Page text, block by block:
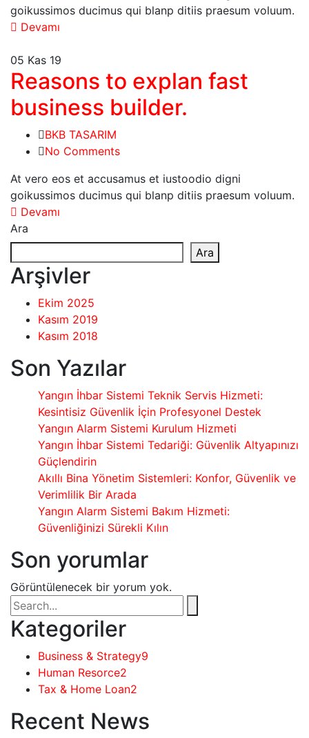
goikussimos ducimus qui blanp ditiis praesum voluum.
Devamı
05 Kas 19
Reasons to explan fast
business builder.
BKB TASARIM
No Comments
At vero eos et accusamus et iustoodio digni
goikussimos ducimus qui blanp ditiis praesum voluum.
Devamı
Ara
Ara
Arşivler
Ekim 2025
Kasım 2019
Kasım 2018
Son Yazılar
Yangın İhbar Sistemi Teknik Servis Hizmeti:
Kesintisiz Güvenlik İçin Profesyonel Destek
Yangın Alarm Sistemi Kurulum Hizmeti
Yangın İhbar Sistemi Tedariği: Güvenlik Altyapınızı
Güçlendirin
Akıllı Bina Yönetim Sistemleri: Konfor, Güvenlik ve
Verimlilik Bir Arada
Yangın Alarm Sistemi Bakım Hizmeti:
Güvenliğinizi Sürekli Kılın
Son yorumlar
Görüntülenecek bir yorum yok.
Kategoriler
Business & Strategy9
Human Resorce2
Tax & Home Loan2
Recent News